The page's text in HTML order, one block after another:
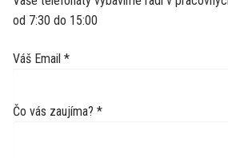
od 7:30 do 15:00
Váš Email *
Čo vás zaujíma? *